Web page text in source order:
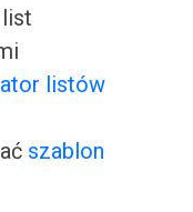
listów
szablon